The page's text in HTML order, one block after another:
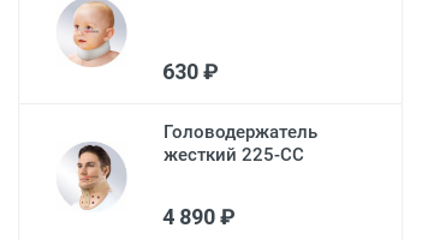
630 ₽
Головодержатель
жесткий 225-СС
4 890 ₽